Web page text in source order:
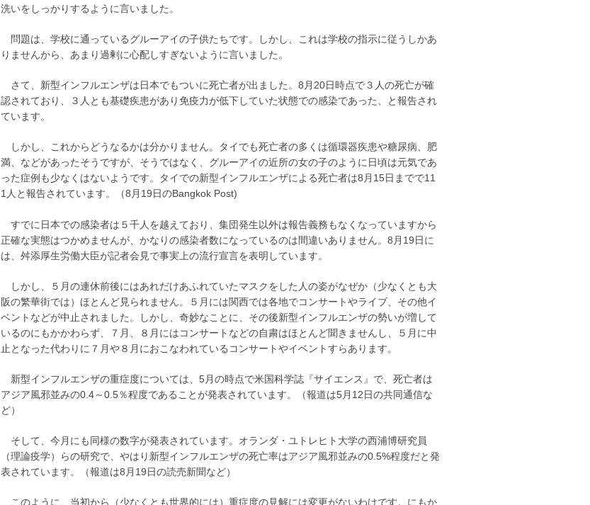
洗いをしっかりするように言いました。
問題は、学校に通っているグルーアイの子供たちです。しかし、これは学校の指示に従うしかあ
りませんから、あまり過剰に心配しすぎないように言いました。
さて、新型インフルエンザは日本でもついに死亡者が出ました。8月20日時点で３人の死亡が確
認されており、３人とも基礎疾患があり免疫力が低下していた状態での感染であった、と報告され
ています。
しかし、これからどうなるかは分かりません。タイでも死亡者の多くは循環器疾患や糖尿病、肥
満、などがあったそうですが、そうではなく、グルーアイの近所の女の子のように日頃は元気であ
った症例も少なくはないようです。タイでの新型インフルエンザによる死亡者は8月15日までで11
1人と報告されています。（8月19日のBangkok Post)
すでに日本での感染者は５千人を越えており、集団発生以外は報告義務もなくなっていますから
正確な実態はつかめませんが、かなりの感染者数になっているのは間違いありません。8月19日に
は、舛添厚生労働大臣が記者会見で事実上の流行宣言を表明しています。
しかし、５月の連休前後にはあれだけあふれていたマスクをした人の姿がなぜか（少なくとも大
阪の繁華街では）ほとんど見られません。５月には関西では各地でコンサートやライブ、その他イ
ベントなどが中止されました。しかし、奇妙なことに、その後新型インフルエンザの勢いが増して
いるのにもかかわらず、７月、８月にはコンサートなどの自粛はほとんど聞きませんし、５月に中
止となった代わりに７月や８月におこなわれているコンサートやイベントすらあります。
新型インフルエンザの重症度については、5月の時点で米国科学誌『サイエンス』で、死亡者は
アジア風邪並みの0.4～0.5％程度であることが発表されています。（報道は5月12日の共同通信な
ど）
そして、今月にも同様の数字が発表されています。オランダ・ユトレヒト大学の西浦博研究員
（理論疫学）らの研究で、やはり新型インフルエンザの死亡率はアジア風邪並みの0.5%程度だと発
表されています。（報道は8月19日の読売新聞など）
このように、当初から（少なくとも世界的には）重症度の見解には変更がないわけです。にもか